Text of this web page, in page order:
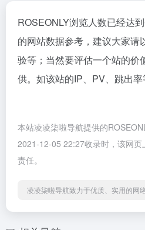
ROSEONLY浏览人数已经达
的网站数据参考，建议大家
验等；当然要评估一个站的价
供。如该站的IP、PV、跳出率
本站凌凌柒啦导航提供的
2021-12-05 22:27收录时，该网
责任。
凌凌柒啦导航致力于优质、实用的网